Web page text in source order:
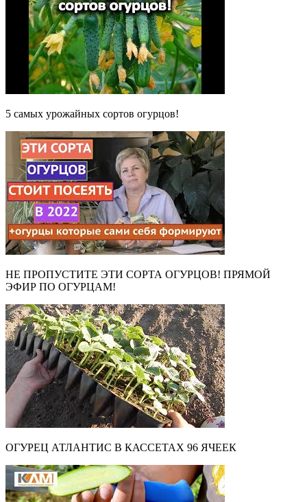
5 самых урожайных сортов огурцов!
НЕ ПРОПУСТИТЕ ЭТИ СОРТА ОГУРЦОВ! ПРЯМОЙ
ЭФИР ПО ОГУРЦАМ!
ОГУРЕЦ АТЛАНТИС В КАССЕТАХ 96 ЯЧЕЕК